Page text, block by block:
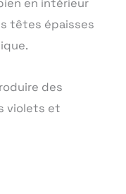
en intérieur
têtes épaisses
des
violets et